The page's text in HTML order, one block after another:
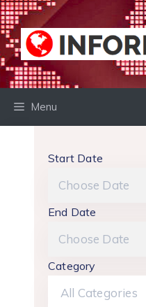
Preskočiť
na
obsah
Menu
Start Date
End Date
Category
All Categories